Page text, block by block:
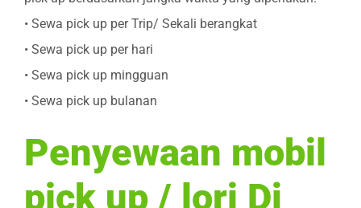
• Sewa pick up per Trip/ Sekali berangkat
• Sewa pick up per hari
• Sewa pick up mingguan
• Sewa pick up bulanan
Penyewaan mobil
pick up / lori Di